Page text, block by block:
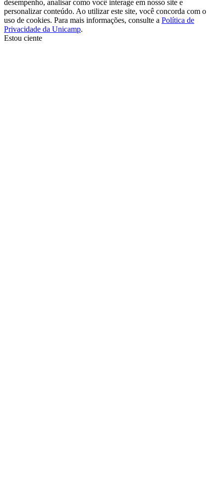
desempenho, analisar como você interage em nosso site e
personalizar conteúdo. Ao utilizar este site, você concorda com o
uso de cookies. Para mais informações, consulte a Política de
Privacidade da Unicamp.
Estou ciente